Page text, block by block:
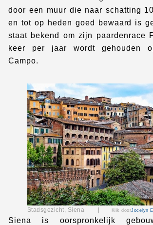
door een muur die naar schatting
en tot op heden goed bewaard is
staat bekend om zijn paardenrace
keer per jaar wordt gehouden
Campo.
Stadsgezicht, Siena | Klik doorJocelyn
Siena is oorspronkelijk